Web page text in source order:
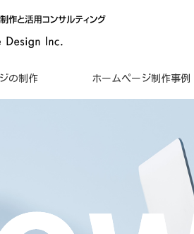
の制作 ホームページ制作事例